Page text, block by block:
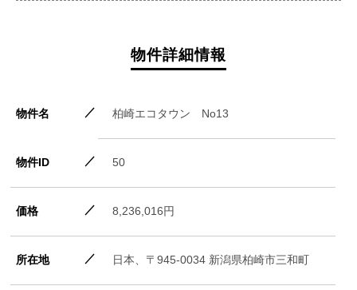
物件詳細情報
物件名 柏崎エコタウン No13
物件ID 50
価格 8,236,016円
所在地 日本、〒945-0034 新潟県柏崎市三和町